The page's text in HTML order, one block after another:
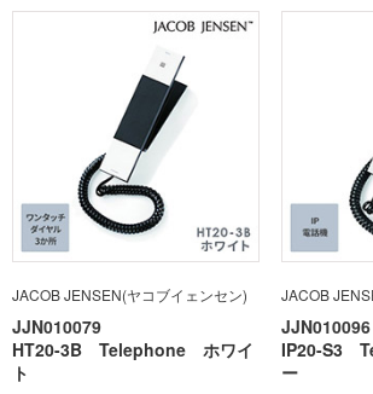
JACOB JENSEN(ヤコブイェンセン)
JJN010079
HT20-3B Telephone ホワイ
ト
JACOB
JJN010096
IP20-S3
ー